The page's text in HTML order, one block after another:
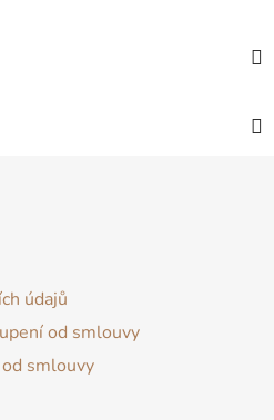
údajů
od smlouvy
smlouvy